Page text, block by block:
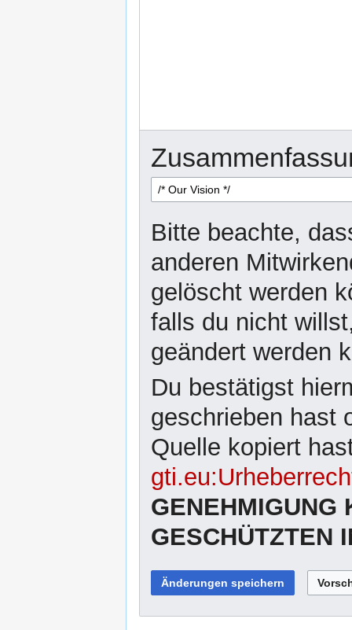
Bitte beachte,
anderen
gelöscht werden
falls du nicht
geändert werden
Du bestätigst
geschrieben hast
Quelle kopiert
GENEHMIGUNG
GESCHÜTZTEN